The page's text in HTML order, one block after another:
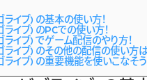
イブ) の基本の使い方！
イブ) のPCでの使い方！
イブ) でゲーム配信のやり方！
イブ) のその他の配信の使い方は
イブ) の重要機能を使いこなそう